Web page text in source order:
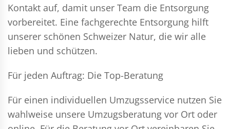
Kontakt auf, damit unser Team die Entsorgung
vorbereitet. Eine fachgerechte Entsorgung hilft
unserer schönen Schweizer Natur, die wir alle
lieben und schützen.
Für jeden Auftrag: Die Top-Beratung
Für einen individuellen Umzugsservice nutzen Sie
wahlweise unsere Umzugsberatung vor Ort oder